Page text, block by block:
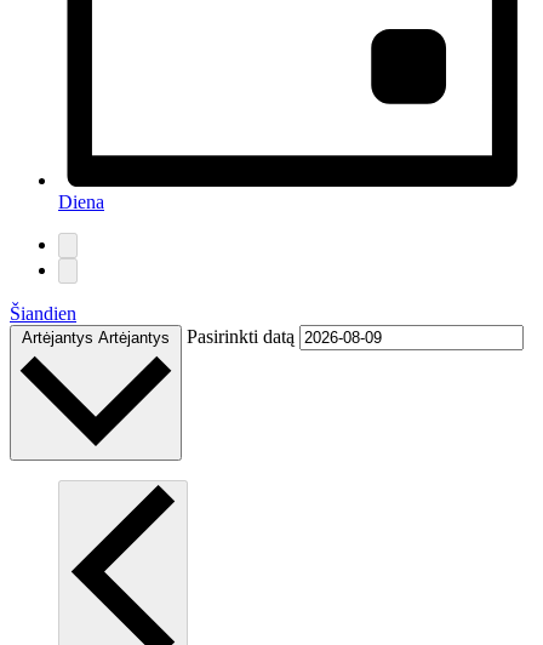
Diena
Šiandien
Artėjantys Artėjantys Pasirinkti datą